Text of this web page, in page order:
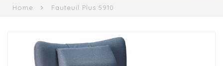
Home Fauteuil Plus 5910